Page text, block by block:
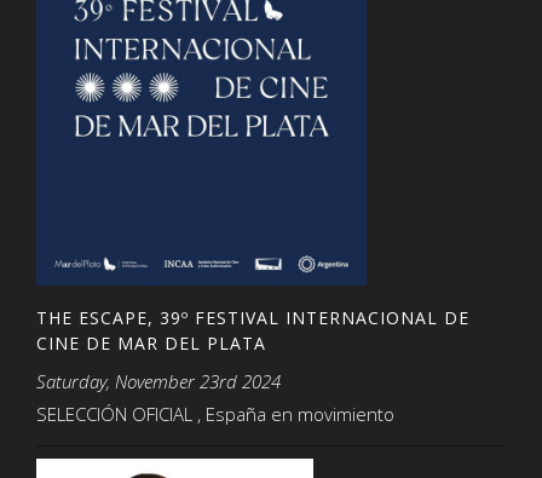
THE ESCAPE, 39º FESTIVAL INTERNACIONAL DE
CINE DE MAR DEL PLATA
Saturday, November 23rd 2024
SELECCIÓN OFICIAL , España en movimiento